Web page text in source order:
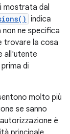
mostrata dal
indica
ne specifica
trovare la cosa
all'utente
di
molto più
se sanno
è